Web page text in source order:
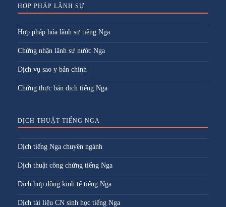
HỢP PHÁP LÃNH SỰ
Hợp pháp hóa lãnh sự tiếng Nga
Chứng nhận lãnh sự nước Nga
Dịch vụ sao y bản chính
Chứng thực bản dịch tiếng Nga
DỊCH THUẬT TIẾNG NGA
Dịch tiếng Nga chuyên ngành
Dịch thuật công chứng tiếng Nga
Dịch hợp đồng kinh tế tiếng Nga
Dịch tài liệu CN sinh học tiếng Nga